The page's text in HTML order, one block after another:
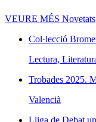
VEURE MÉS Novetats
Col·lecció
Lectura,
Trobades 2025.
Valencià
Lliga de Debat